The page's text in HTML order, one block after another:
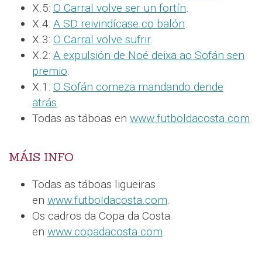
X.5: O Carral volve ser un fortín.
X.4: A SD reivindícase co balón.
X.3: O Carral volve sufrir.
X.2: A expulsión de Noé deixa ao Sofán sen
premio.
X.1: O Sofán comeza mandando dende
atrás.
Todas as táboas en www.futboldacosta.com.
MÁIS INFO
Todas as táboas ligueiras
en www.futboldacosta.com.
Os cadros da Copa da Costa
en www.copadacosta.com.